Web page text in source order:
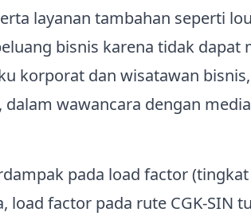
layanan tambahan seperti
bisnis karena tidak dapat
korporat dan wisatawan
wawancara dengan
pada load factor
factor pada rute CGK‑SIN